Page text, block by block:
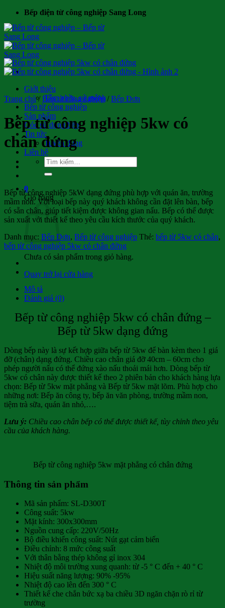
nội
dung
Bếp điện từ công nghiệp Sang Long
Giới thiệu
Tầm nhìn, sứ mệnh
Bếp từ công nghiệp
Sản phẩm
Góc sử dụng bếp
Tin tức
Tuyển dụng
Liên hệ
Tìm
kiếm:
0
Giỏ hàng
Chưa có sản phẩm trong giỏ hàng.
Quay trở lại cửa hàng
Trang chủ / Bếp từ công nghiệp / Bếp Đơn
Bếp từ công nghiệp 5kw có
chân đứng
Bếp từ công nghiệp 5kW dạng đứng phù hợp với quán ăn, trường
mầm non. Với loại bếp này quý khách không cần đặt lên bàn, bếp
có sẵn chân, giúp tiết kiệm được không gian nấu. Bếp có thể được
sản xuất với thiết kế theo yêu cầu kích thước của quý khách.
Danh mục: Bếp Đơn, Bếp từ công nghiệp Thẻ: bếp từ 5kw có chân,
bếp từ công nghiệp 5kw có chân đứng
Mô tả
Đánh giá (0)
Bếp từ công nghiệp 5kw có chân đứng –
Bếp từ 5kw dạng đứng
Dòng bếp này là sự kết hợp giữa bếp từ 5kw để bàn kèm theo 1 giá
đỡ (chân) dạng đứng. Chiều cao chân giá đỡ 40cm – 60cm cho
phép người nấu có thể đứng xào nấu thoải mái hơn. Dòng bếp từ
5kw có chân này được thiết kế theo 2 phiên bản cho khách hàng lựa
chọn: Bếp từ 5kw mặt phẳng và Bếp từ 5kw mặt lõm. Phù hợp cho
những nơi: Bếp ăn công ty, bếp ăn văn phòng, trường mầm non,
tiệm trà sữa, quán ăn nhỏ,….
Lưu ý: Chiều cao chân bếp có thể được thiết kế, tùy chỉnh theo yêu
cầu của khách hàng.
Bếp từ công nghiệp 5kw mặt phẳng có chân đứng
Thông tin sản phẩm
Mã sản phẩm: SL-D300T
Công suất: 5kw
Mặt kính: 300x300mm
Nguồn cung cấp: 220V/50Hz
Bộ điều khiển công suất: Nút gạt cảm biến
Điều chỉnh: 8 mức công suất
Với thân bằng thép không gỉ inox 304
Nhiệt độ môi trường xung quanh: từ -5 ° C đến + 40 ° C
Hiệu suất năng lượng: 90% -95%
Nhiệt độ cao lên đến 300 ° C
Thiết kế che chắn bức xạ ba chiều 3D ngăn chặn rò rỉ từ
trường